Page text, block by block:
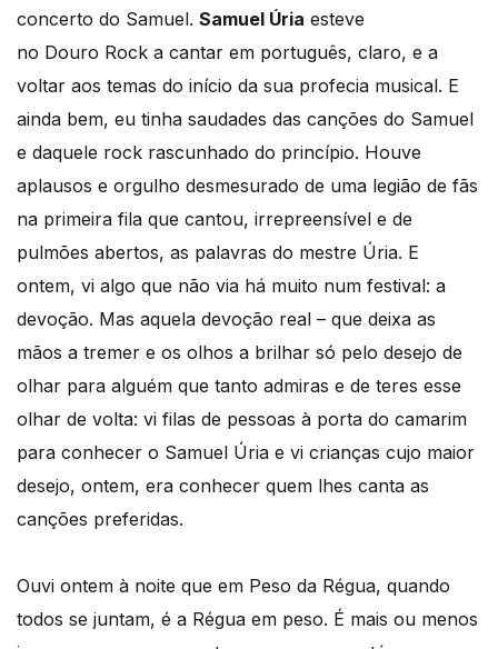
concerto do Samuel. Samuel Úria esteve
no Douro Rock a cantar em português, claro, e a
voltar aos temas do início da sua profecia musical. E
ainda bem, eu tinha saudades das canções do Samuel
e daquele rock rascunhado do princípio. Houve
aplausos e orgulho desmesurado de uma legião de fãs
na primeira fila que cantou, irrepreensível e de
pulmões abertos, as palavras do mestre Úria. E
ontem, vi algo que não via há muito num festival: a
devoção. Mas aquela devoção real – que deixa as
mãos a tremer e os olhos a brilhar só pelo desejo de
olhar para alguém que tanto admiras e de teres esse
olhar de volta: vi filas de pessoas à porta do camarim
para conhecer o Samuel Úria e vi crianças cujo maior
desejo, ontem, era conhecer quem lhes canta as
canções preferidas.
Ouvi ontem à noite que em Peso da Régua, quando
todos se juntam, é a Régua em peso. É mais ou menos